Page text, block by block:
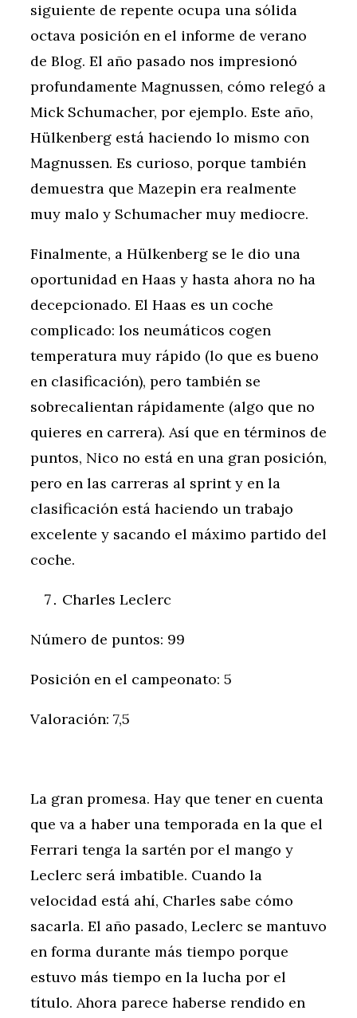
siguiente de repente ocupa una sólida
octava posición en el informe de verano
de Blog. El año pasado nos impresionó
profundamente Magnussen, cómo relegó a
Mick Schumacher, por ejemplo. Este año,
Hülkenberg está haciendo lo mismo con
Magnussen. Es curioso, porque también
demuestra que Mazepin era realmente
muy malo y Schumacher muy mediocre.
Finalmente, a Hülkenberg se le dio una
oportunidad en Haas y hasta ahora no ha
decepcionado. El Haas es un coche
complicado: los neumáticos cogen
temperatura muy rápido (lo que es bueno
en clasificación), pero también se
sobrecalientan rápidamente (algo que no
quieres en carrera). Así que en términos de
puntos, Nico no está en una gran posición,
pero en las carreras al sprint y en la
clasificación está haciendo un trabajo
excelente y sacando el máximo partido del
coche.
Charles Leclerc
Número de puntos: 99
Posición en el campeonato: 5
Valoración: 7,5
La gran promesa. Hay que tener en cuenta
que va a haber una temporada en la que el
Ferrari tenga la sartén por el mango y
Leclerc será imbatible. Cuando la
velocidad está ahí, Charles sabe cómo
sacarla. El año pasado, Leclerc se mantuvo
en forma durante más tiempo porque
estuvo más tiempo en la lucha por el
título. Ahora parece haberse rendido en